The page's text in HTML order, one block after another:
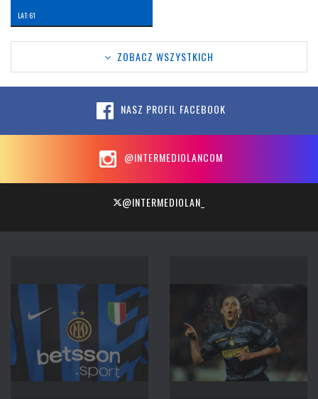
LAT: 61
ZOBACZ WSZYSTKICH
NASZ PROFIL FACEBOOK
@INTERMEDIOLANCOM
@INTERMEDIOLAN_